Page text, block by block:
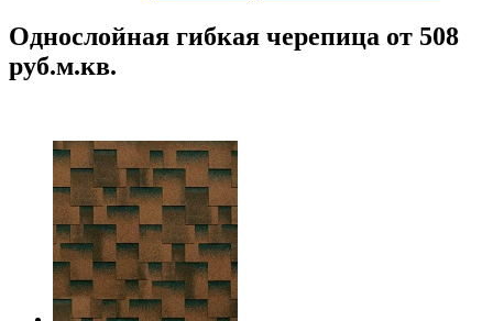
Однослойная гибкая черепица от 508
руб.м.кв.